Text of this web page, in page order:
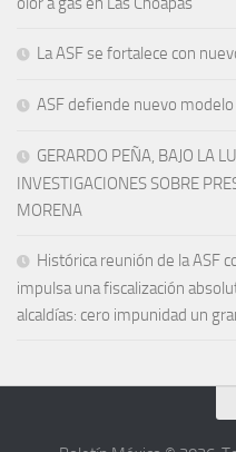
La ASF se fortalece con
ASF defiende nuevo modelo
GERARDO PEÑA, BAJO LA
INVESTIGACIONES SOBRE
MORENA
Histórica reunión de la ASF
impulsa una fiscalización
alcaldías: cero impunidad un